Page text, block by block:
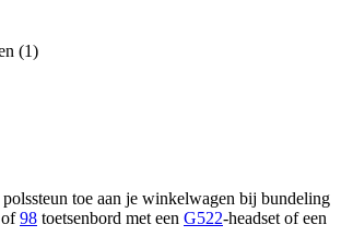
(1)
polssteun toe aan je winkelwagen bij bundeling
of98 toetsenbord met een G522-headset of een